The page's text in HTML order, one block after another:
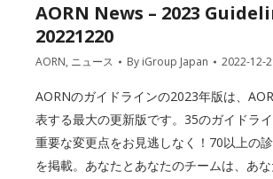
AORN News – 2023
20221220
AORN, ニュース By iGroup Japan 2022-12-
AORNのガイドラインの2023年版は、
表する最大の更新版です。35のガイドラ
重要な変更点をお見逃しなく！70以上の
を掲載。あなたとあなたのチームは、あ